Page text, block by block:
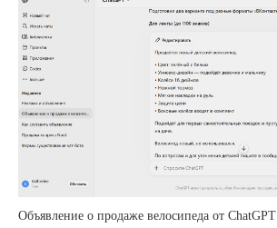
Объявление о продаже велосипеда от ChatGPT